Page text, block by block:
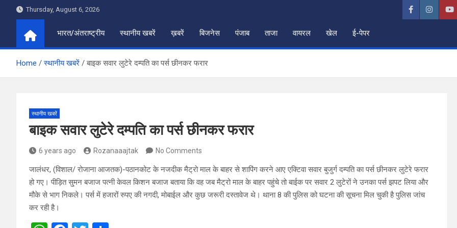
Thursday, August 6, 2026
भारत/अंतराष्ट्रीय स्थानीय खबरें ख़बरें बिजनेस पंजाब ताजा वायरल खेल ई-पेपर
Home स्थानीय खबरें बाइक सवार लुटेरे दम्पति का पर्स छीनकर फरार
स्थानीय खबरें
बाइक सवार लुटेरे दम्पति का पर्स छीनकर फरार
6 years ago Rozanaaajtak No Comments
जालंधर, (विशाल/ रोजाना आजतक)-पठानकोट के नजदीक मैट्रो माल के बाहर से शापिंग करने आए एक्टिवा सवार बुजुर्ग दम्पति का पर्स छीनकर लुटेरे फरार
हो गए। पीड़ित सु्मन बजाज पत्नी केवल किशन बजाज बताया कि वह जब मैट्रो माल के बाहर पहुंचे तो बाईक पर सवार 2 लुटेरों ने उनका पर्स झपट लिया और
मौके से भाग निकले। पर्स में हजारों रुपए की नगदी, मोबाईल और कुछ जरूरी दस्तावेज थे। थाना 8 की पुलिस को घटना की सूचना मिल चुकी है पुलिस जांच
कर रही है।